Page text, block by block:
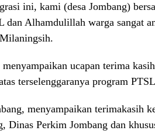
ini, kami (desa Jombang)
dan Alhamdulillah warga sangat
ucapan terima
terselenggaranya program
menyampaikan terimakasih
Dinas Perkim Jombang dan